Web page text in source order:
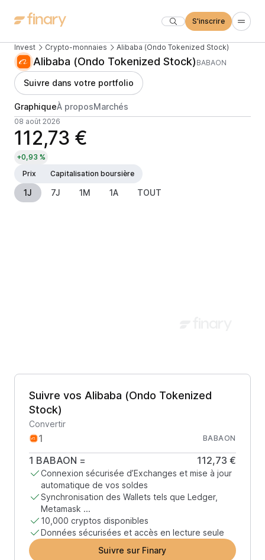
S'inscrire
Invest Crypto-monnaies Alibaba (Ondo Tokenized Stock)
Alibaba (Ondo Tokenized Stock) BABAON
Suivre dans votre portfolio
GraphiqueÀ proposMarchés
08 août 2026
112,73 €
+0,93 %
Prix
Capitalisation boursière
1J 7J 1M 1A TOUT
Suivre vos Alibaba (Ondo Tokenized
Stock)
Convertir
BABAON
1 BABAON = 112,73 €
Connexion sécurisée d’Exchanges et mise à jour
automatique de vos soldes
Synchronisation des Wallets tels que Ledger,
Metamask ...
10,000 cryptos disponibles
Données sécurisées et accès en lecture seule
Suivre sur Finary